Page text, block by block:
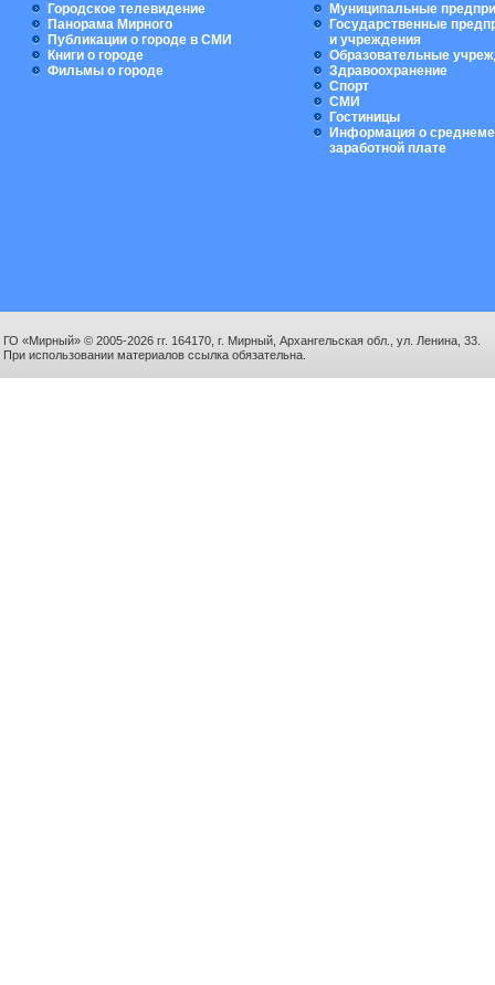
Городское телевидение
Панорама Мирного
Публикации о городе в СМИ
Книги о городе
Фильмы о городе
Муниципальные
Государственные
и учреждения
Образовательные
Здравоохранение
Спорт
СМИ
Гостиницы
Информация о
заработной плате
ГО «Мирный» © 2005-2026 гг. 164170, г. Мирный, Архангельская обл., ул. Ленина, 33.
При использовании материалов ссылка обязательна.